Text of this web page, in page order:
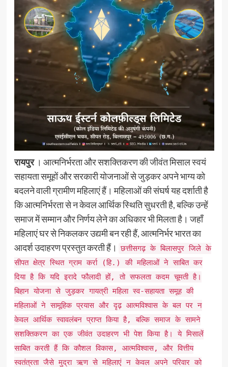
रायपुर। आत्मनिर्भरता और सशक्तिकरण की जीवंत मिसाल स्वयं
सहायता समूहों और सरकारी योजनाओं से जुड़कर अपने भाग्य को
बदलने वाली ग्रामीण महिलाएं हैं। महिलाओं की संघर्ष यह दर्शाती है
कि आत्मनिर्भरता से न केवल आर्थिक स्थिति सुधरती है, बल्कि उन्हें
समाज में सम्मान और निर्णय लेने का अधिकार भी मिलता है। जहाँ
महिलाएं घर से निकलकर उद्यमी बन रही हैं, आत्मनिर्भर भारत का
आदर्श उदाहरण प्रस्तुत करती हैं। छत्तीसगढ़ के बिलासपुर जिले के
सीपत क्षेत्र स्थित ग्राम कर्रा (हि.) की महिलाओं ने साबित कर
दिया है कि यदि इरादे फौलादी हों, तो सफलता कदम चूमती है।
बिहान योजना से जुड़कर गायत्री महिला स्व-सहायता समूह की
महिलाओं ने सामूहिक प्रयास और दृढ़ आत्मविश्वास के बल पर न
केवल आर्थिक स्वावलंबन प्राप्त किया है, बल्कि समाज के सामने
सशक्तिकरण का एक जीवंत उदाहरण भी पेश किया है। ये मिसालें
साबित करती हैं कि कौशल विकास, आत्मविश्वास, और वित्तीय
स्वतंत्रता जैसे मुद्रा ऋण से महिलाएं न केवल अपने परिवार को